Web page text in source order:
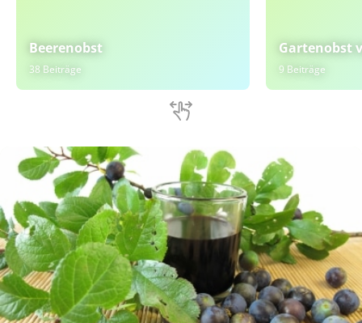
Beerenobst
38 Beiträge
Gartenobst
9 Beiträge